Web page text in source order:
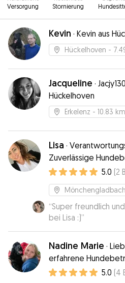
Versorgung
Stornierung
Kevin · Kevin aus
Hückelhoven -
Jacqueline ·
Hückelhoven
Erkelenz - 10.83 km
Lisa ·
Zuverlässige
5.0 (2
Mönchengladbach
“Super freundlich
bei Lisa :)”
Nadine Marie ·
erfahrene
5.0 (4